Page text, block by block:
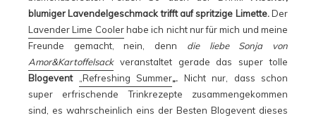
blumiger Lavendelgeschmack trifft auf spritzige Limette.Der
Lavender Lime Coolerhabe ich nicht nur für mich und meine
Freunde gemacht, nein, denn die liebe Sonja von
Amor&Kartoffelsackveranstaltet gerade das super tolle
Blogevent „Refreshing Summer„. Nicht nur, dass schon
super erfrischende Trinkrezepte zusammengekommen
sind, es wahrscheinlich eins der Besten Blogevent dieses